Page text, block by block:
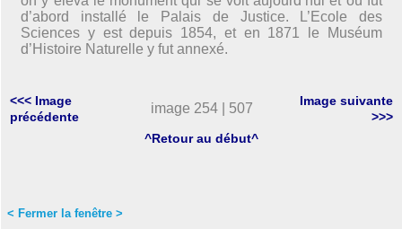
d’abord installé le Palais de Justice. L’Ecole des
Sciences y est depuis 1854, et en 1871 le Muséum
d’Histoire Naturelle y fut annexé.
<<< Image
précédente
image 254 | 507
Image suivante
>>>
^Retour au début^
< Fermer la fenêtre >